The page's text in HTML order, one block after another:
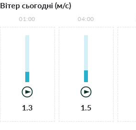
Вітер сьогодні (м/с)
01:00
1.3
04:00
1.5